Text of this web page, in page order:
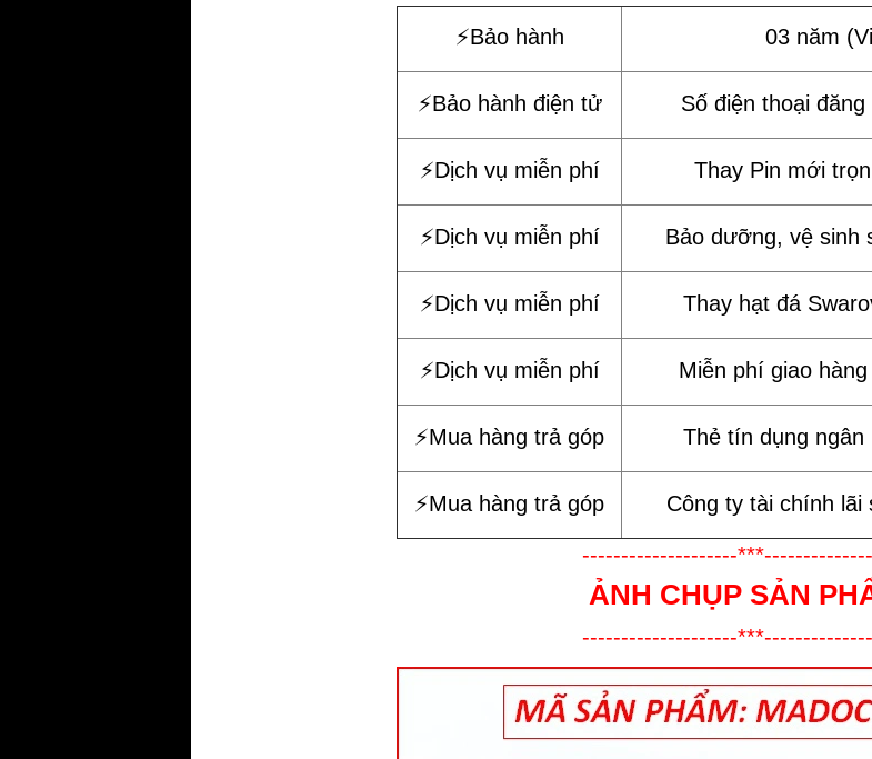
⚡️Bảo hành 03 năm
⚡️Bảo hành điện tử Số điện thoại
⚡️Dịch vụ miễn phí Thay Pin mới
⚡️Dịch vụ miễn phí Bảo dưỡng, vệ sinh
⚡️Dịch vụ miễn phí Thay hạt đá
⚡️Dịch vụ miễn phí Miễn phí giao
⚡️Mua hàng trả góp Thẻ tín dụng ngân
⚡️Mua hàng trả góp Công ty tài chính
--------------------
ẢNH CHỤP SẢN
--------------------